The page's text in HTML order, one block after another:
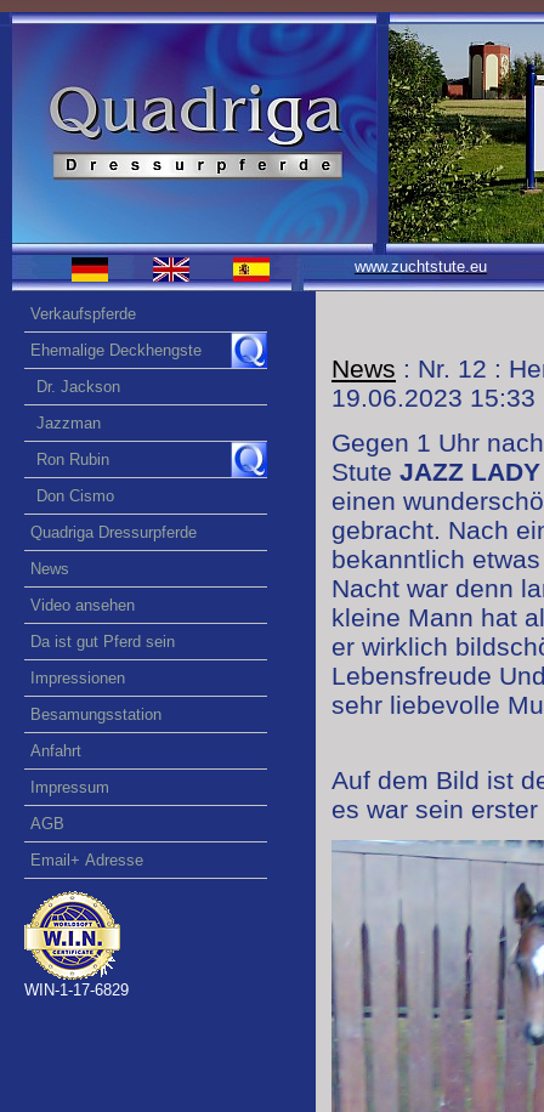
Verkaufspferde
Ehemalige Deckhengste
Dr. Jackson
Jazzman
Ron Rubin
Don Cismo
Quadriga Dressurpferde
News
Video ansehen
Da ist gut Pferd sein
Impressionen
Besamungsstation
Anfahrt
Impressum
AGB
Email+ Adresse
WIN-1-17-6829
www.zuchtstute.eu
News : Nr. 12 :
19.06.2023 15:33
Gegen 1 Uhr
Stute JAZZ
einen
gebracht. Nach
bekanntlich
Nacht war denn
kleine Mann hat
er wirklich
Lebensfreude
sehr liebevolle
Auf dem Bild ist
es war sein